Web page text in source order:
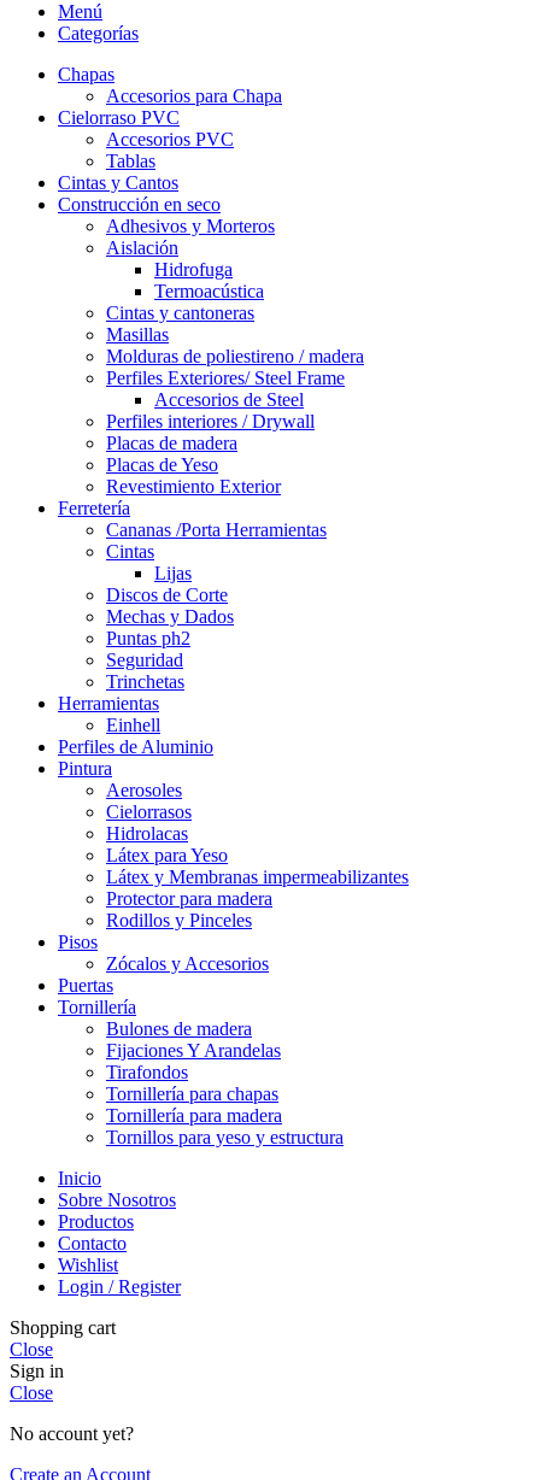
Menú
Categorías
Chapas
Accesorios para Chapa
Cielorraso PVC
Accesorios PVC
Tablas
Cintas y Cantos
Construcción en seco
Adhesivos y Morteros
Aislación
Hidrofuga
Termoacústica
Cintas y cantoneras
Masillas
Molduras de poliestireno / madera
Perfiles Exteriores/ Steel Frame
Accesorios de Steel
Perfiles interiores / Drywall
Placas de madera
Placas de Yeso
Revestimiento Exterior
Ferretería
Cananas /Porta Herramientas
Cintas
Lijas
Discos de Corte
Mechas y Dados
Puntas ph2
Seguridad
Trinchetas
Herramientas
Einhell
Perfiles de Aluminio
Pintura
Aerosoles
Cielorrasos
Hidrolacas
Látex para Yeso
Látex y Membranas impermeabilizantes
Protector para madera
Rodillos y Pinceles
Pisos
Zócalos y Accesorios
Puertas
Tornillería
Bulones de madera
Fijaciones Y Arandelas
Tirafondos
Tornillería para chapas
Tornillería para madera
Tornillos para yeso y estructura
Inicio
Sobre Nosotros
Productos
Contacto
Wishlist
Login / Register
Shopping cart
Close
Sign in
Close
No account yet?
Create an Account